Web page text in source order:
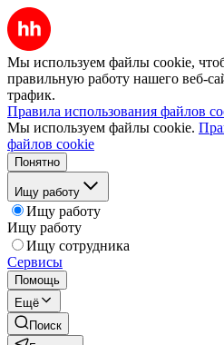
Мы используем файлы cookie,
правильную работу нашего веб-
трафик.
Правила использования файлов
Мы используем файлы cookie.
файлов cookie
Понятно
Ищу работу
Ищу работу
Ищу работу
Ищу сотрудника
Сервисы
Помощь
Ещё
Поиск